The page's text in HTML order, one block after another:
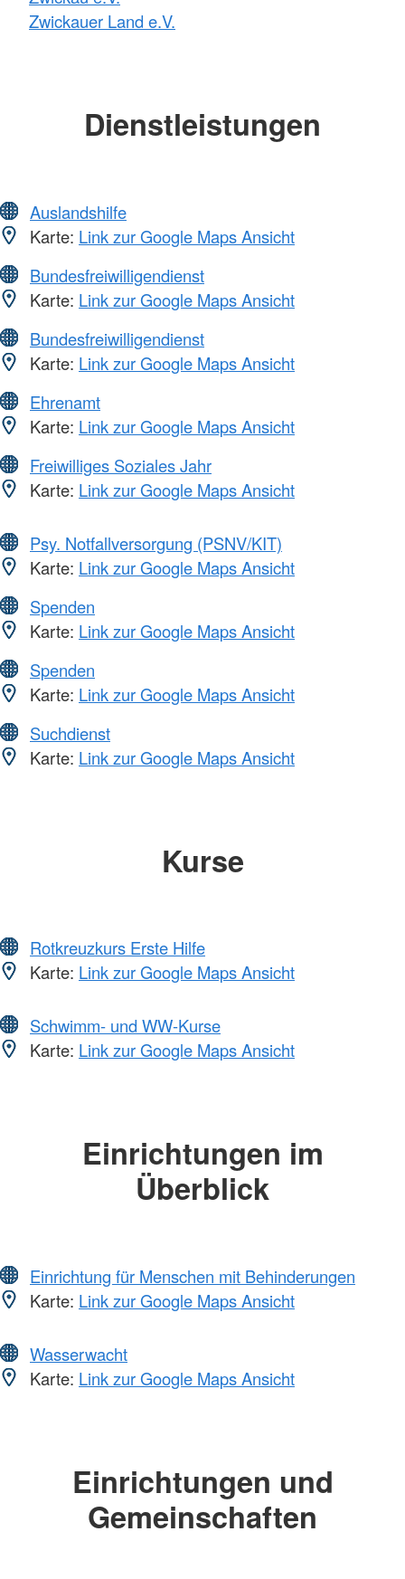
Zwickauer Land e.V.
Dienstleistungen
Auslandshilfe
Karte: Link zur Google Maps Ansicht
Bundesfreiwilligendienst
Karte: Link zur Google Maps Ansicht
Bundesfreiwilligendienst
Karte: Link zur Google Maps Ansicht
Ehrenamt
Karte: Link zur Google Maps Ansicht
Freiwilliges Soziales Jahr
Karte: Link zur Google Maps Ansicht
Psy. Notfallversorgung (PSNV/KIT)
Karte: Link zur Google Maps Ansicht
Spenden
Karte: Link zur Google Maps Ansicht
Spenden
Karte: Link zur Google Maps Ansicht
Suchdienst
Karte: Link zur Google Maps Ansicht
Kurse
Rotkreuzkurs Erste Hilfe
Karte: Link zur Google Maps Ansicht
Schwimm- und WW-Kurse
Karte: Link zur Google Maps Ansicht
Einrichtungen im
Überblick
Einrichtung für Menschen mit Behinderungen
Karte: Link zur Google Maps Ansicht
Wasserwacht
Karte: Link zur Google Maps Ansicht
Einrichtungen und
Gemeinschaften